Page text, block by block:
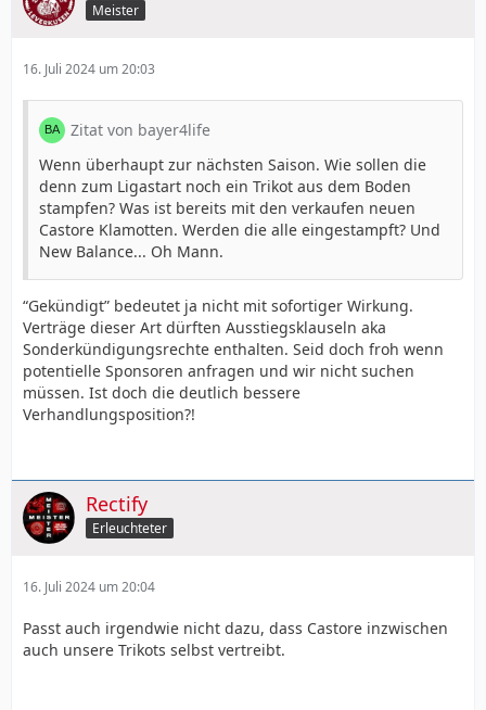
Meister
16. Juli 2024 um 20:03
Zitat von bayer4life
Wenn überhaupt zur nächsten Saison. Wie sollen die
denn zum Ligastart noch ein Trikot aus dem Boden
stampfen? Was ist bereits mit den verkaufen neuen
Castore Klamotten. Werden die alle eingestampft? Und
New Balance... Oh Mann.
“Gekündigt” bedeutet ja nicht mit sofortiger Wirkung.
Verträge dieser Art dürften Ausstiegsklauseln aka
Sonderkündigungsrechte enthalten. Seid doch froh wenn
potentielle Sponsoren anfragen und wir nicht suchen
müssen. Ist doch die deutlich bessere
Verhandlungsposition?!
Rectify
Erleuchteter
16. Juli 2024 um 20:04
Passt auch irgendwie nicht dazu, dass Castore inzwischen
auch unsere Trikots selbst vertreibt.